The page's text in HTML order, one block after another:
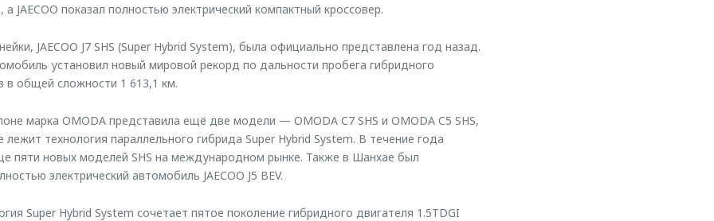
JAECOO показал полностью электрический компактный кроссовер.
JAECOO J7 SHS (Super Hybrid System), была официально представлена год назад.
установил новый мировой рекорд по дальности пробега гибридного
в общей сложности 1 613,1 км.
марка OMODA представила ещё две модели — OMODA C7 SHS и OMODA C5 SHS,
технология параллельного гибрида Super Hybrid System. В течение года
пяти новых моделей SHS на международном рынке. Также в Шанхае был
электрический автомобиль JAECOO J5 BEV.
Super Hybrid System сочетает пятое поколение гибридного двигателя 1.5TDGI